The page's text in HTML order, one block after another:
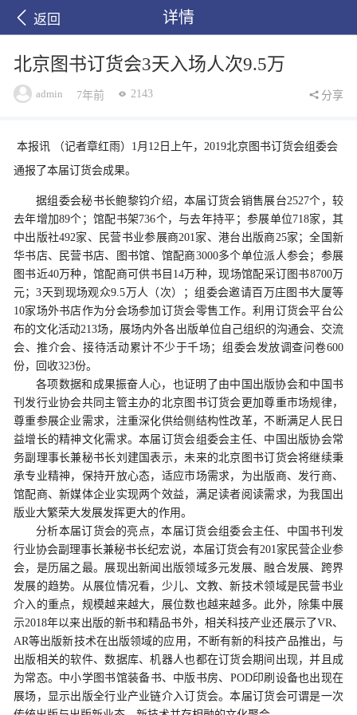
返回 详情
北京图书订货会3天入场人次9.5万
admin 7年前 2143 分享
本报讯 （记者章红雨）1月12日上午，2019北京图书订货会组委会
通报了本届订货会成果。
据组委会秘书长鲍黎钧介绍，本届订货会销售展台2527个，较
去年增加89个；馆配书架736个，与去年持平；参展单位718家，其
中出版社492家、民营书业参展商201家、港台出版商25家；全国新
华书店、民营书店、图书馆、馆配商3000多个单位派人参会；参展
图书近40万种，馆配商可供书目14万种，现场馆配采订图书8700万
元；3天到现场观众9.5万人（次）；组委会邀请百万庄图书大厦等
10家场外书店作为分会场参加订货会零售工作。利用订货会平台公
布的文化活动213场，展场内外各出版单位自己组织的沟通会、交流
会、推介会、接待活动累计不少于千场；组委会发放调查问卷600
份，回收323份。
各项数据和成果振奋人心，也证明了由中国出版协会和中国书
刊发行业协会共同主管主办的北京图书订货会更加尊重市场规律，
尊重参展企业需求，注重深化供给侧结构性改革，不断满足人民日
益增长的精神文化需求。本届订货会组委会主任、中国出版协会常
务副理事长兼秘书长刘建国表示，未来的北京图书订货会将继续秉
承专业精神，保持开放心态，适应市场需求，为出版商、发行商、
馆配商、新媒体企业实现两个效益，满足读者阅读需求，为我国出
版业大繁荣大发展发挥更大的作用。
分析本届订货会的亮点，本届订货会组委会主任、中国书刊发
行业协会副理事长兼秘书长纪宏说，本届订货会有201家民营企业参
会，是历届之最。展现出新闻出版领域多元发展、融合发展、跨界
发展的趋势。从展位情况看，少儿、文教、新技术领域是民营书业
介入的重点，规模越来越大，展位数也越来越多。此外，除集中展
示2018年以来出版的新书和精品书外，相关科技产业还展示了VR、
AR等出版新技术在出版领域的应用，不断有新的科技产品推出，与
出版相关的软件、数据库、机器人也都在订货会期间出现，并且成
为常态。中小学图书馆装备书、中版书房、POD印刷设备也出现在
展场，显示出版全行业产业链介入订货会。本届订货会可谓是一次